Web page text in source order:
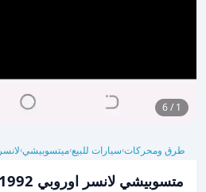
1 / 6
طرق ومحركات›سيارات للبيع›ميتسوبيشي›لانسر
متسوبيشي لانسر اوروبي 1992